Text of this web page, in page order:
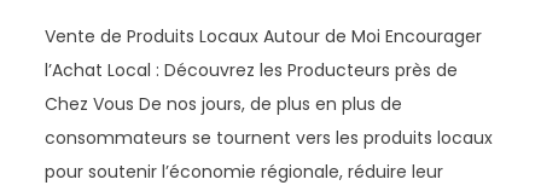
Vente de Produits Locaux Autour de Moi Encourager
l’Achat Local : Découvrez les Producteurs près de
Chez Vous De nos jours, de plus en plus de
consommateurs se tournent vers les produits locaux
pour soutenir l’économie régionale, réduire leur